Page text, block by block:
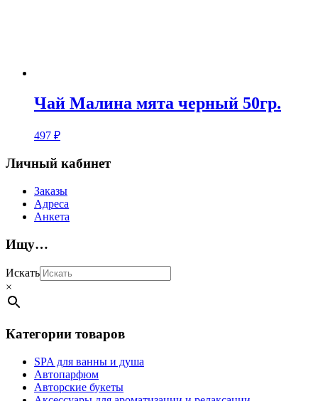
Чай Малина мята черный 50гр.
497 ₽
Личный кабинет
Заказы
Адреса
Анкета
Ищу…
Искать
×
Категории товаров
SPA для ванны и душа
Автопарфюм
Авторские букеты